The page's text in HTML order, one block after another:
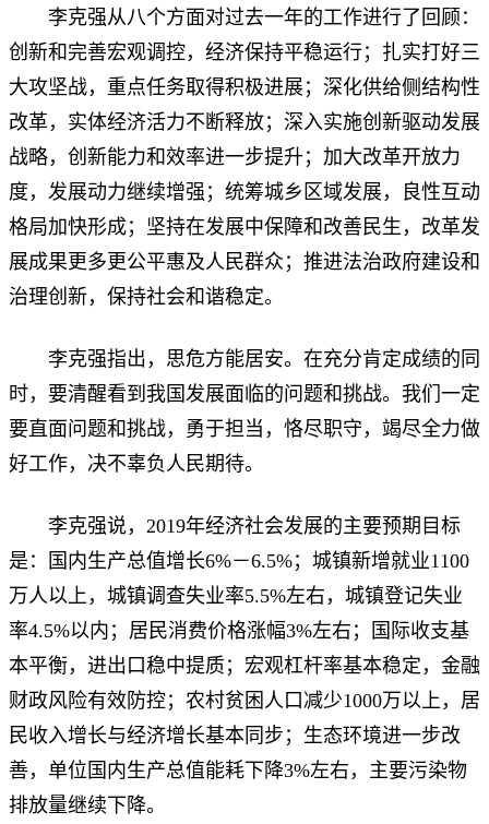
李克强从八个方面对过去一年的工作进行了回顾：
创新和完善宏观调控，经济保持平稳运行；扎实打好三
大攻坚战，重点任务取得积极进展；深化供给侧结构性
改革，实体经济活力不断释放；深入实施创新驱动发展
战略，创新能力和效率进一步提升；加大改革开放力
度，发展动力继续增强；统筹城乡区域发展，良性互动
格局加快形成；坚持在发展中保障和改善民生，改革发
展成果更多更公平惠及人民群众；推进法治政府建设和
治理创新，保持社会和谐稳定。
李克强指出，思危方能居安。在充分肯定成绩的同
时，要清醒看到我国发展面临的问题和挑战。我们一定
要直面问题和挑战，勇于担当，恪尽职守，竭尽全力做
好工作，决不辜负人民期待。
李克强说，2019年经济社会发展的主要预期目标
是：国内生产总值增长6%－6.5%；城镇新增就业1100
万人以上，城镇调查失业率5.5%左右，城镇登记失业
率4.5%以内；居民消费价格涨幅3%左右；国际收支基
本平衡，进出口稳中提质；宏观杠杆率基本稳定，金融
财政风险有效防控；农村贫困人口减少1000万以上，居
民收入增长与经济增长基本同步；生态环境进一步改
善，单位国内生产总值能耗下降3%左右，主要污染物
排放量继续下降。